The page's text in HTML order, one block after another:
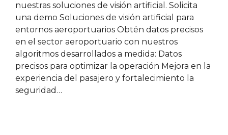
nuestras soluciones de visión artificial. Solicita
una demo Soluciones de visión artificial para
entornos aeroportuarios Obtén datos precisos
en el sector aeroportuario con nuestros
algoritmos desarrollados a medida: Datos
precisos para optimizar la operación Mejora en la
experiencia del pasajero y fortalecimiento la
seguridad…